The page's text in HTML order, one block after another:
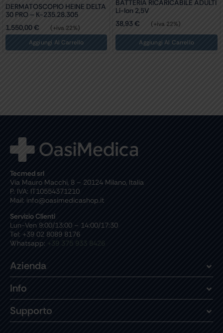
DERMATOSCOPIO HEINE DELTA
30 PRO – K-235.28.305
1.550,00€
(+iva 22%)
Aggiungi Al Carrello
BATTERIA RICARICABILE ADULTI
Li-Ion 2,5V
38,93€ (+iva 22%)
Aggiungi Al Carrello
Tecmed srl
Via Mauro Macchi, 8 – 20124 Milano, Italia
P. IVA: IT10554371210
Mail: info@oasimedicashop.it
Servizio Clienti
Lun-Ven 9:00/13:00 – 14:00/17:30
Tel: +39 02 8089 8176
Whatsapp: +39 375 933 8426
Azienda
Info
Supporto